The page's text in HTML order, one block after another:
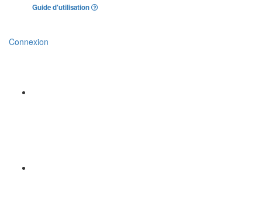
Guide d'utilisation
Connexion